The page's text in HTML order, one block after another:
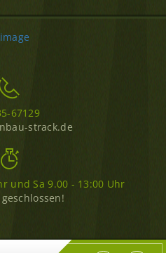
67129
strack.de
und Sa 9.00 - 13:00 Uhr